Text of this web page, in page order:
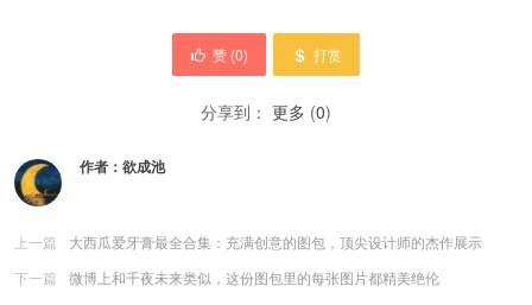
赞 (0) 打赏
分享到： 更多 (0)
作者： 欲成池
上一篇
大西瓜爱牙膏最全合集：充满创意的图包，顶尖设计师的杰作展示
下一篇
微博上和千夜未来类似，这份图包里的每张图片都精美绝伦